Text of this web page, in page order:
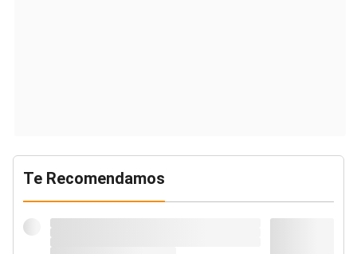
Te Recomendamos